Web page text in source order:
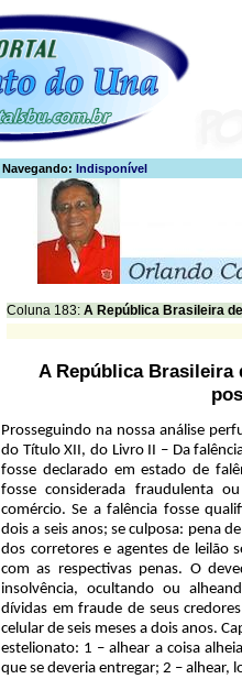
Navegando: Indisponível
Coluna 183: A República Brasileira
A República
Prosseguindo na nossa análise
do Título XII, do Livro II – Da
fosse declarado em estado de
fosse considerada fraudulenta
comércio. Se a falência fosse
dois a seis anos; se culposa: pena
dos corretores e agentes de leilão
com as respectivas penas. O
insolvência, ocultando ou
dívidas em fraude de seus
celular de seis meses a dois anos.
estelionato: 1 – alhear a coisa
que se deveria entregar; 2 – alhear,